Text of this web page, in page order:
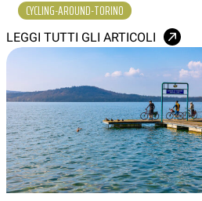
CYCLING-AROUND-TORINO
LEGGI TUTTI GLI ARTICOLI